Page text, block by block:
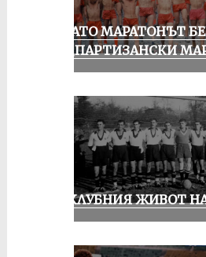
КОГАТО МАРАТОНЪТ
ОТ „ПАРТИЗАНСКИ
ИЗ КЛУБНИЯ ЖИВОТ